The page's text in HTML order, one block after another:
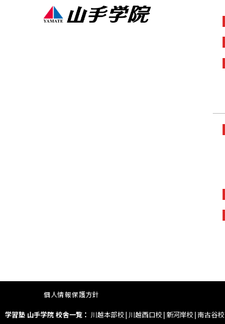
個人情報保護方針
学習塾 山手学院 校舎一覧： 川越本部校| 川越西口校|新河岸校|南古谷校